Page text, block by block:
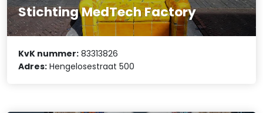
Stichting MedTech Factory
KvK nummer: 83313826
Adres: Hengelosestraat 500